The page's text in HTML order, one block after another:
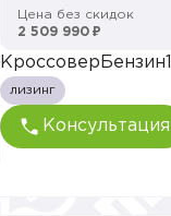
Цена без скидок
2 509 990 ₽
Кроссовер Бензин
лизинг
Консультация